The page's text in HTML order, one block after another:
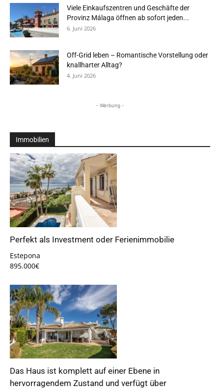
Viele Einkaufszentren und Geschäfte der
Provinz Málaga öffnen ab sofort jeden...
6. Juni 2026
Off-Grid leben – Romantische Vorstellung oder
knallharter Alltag?
4. Juni 2026
- Werbung -
Immobilien
Perfekt als Investment oder Ferienimmobilie
Estepona
895.000€
Das Haus ist komplett auf einer Ebene in
hervorragendem Zustand und verfügt über